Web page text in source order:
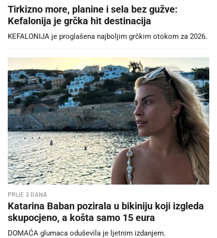
Tirkizno more, planine i sela bez gužve:
Kefalonija je grčka hit destinacija
KEFALONIJA je proglašena najboljim grčkim otokom za 2026.
PRIJE 3 DANA
Katarina Baban pozirala u bikiniju koji izgleda
skupocjeno, a košta samo 15 eura
DOMAĆA glumaca oduševila je ljetnim izdanjem.